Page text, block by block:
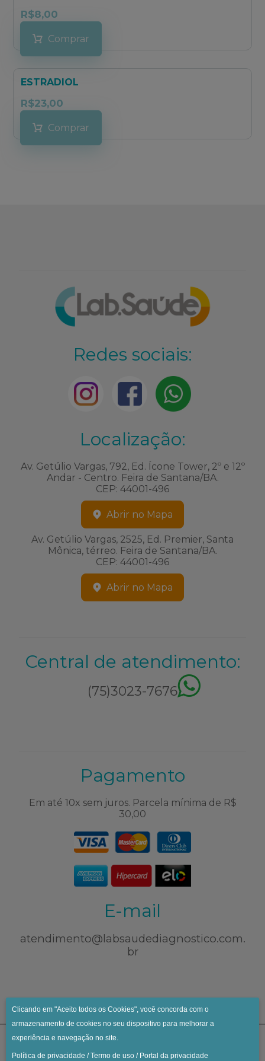
R$8,00
Comprar
ESTRADIOL
R$23,00
Comprar
Redes sociais:
Localização:
Av. Getúlio Vargas, 792, Ed. Ícone Tower, 2º e 12º
Andar - Centro. Feira de Santana/BA.
CEP: 44001-496
Abrir no Mapa
Av. Getúlio Vargas, 2525, Ed. Premier, Santa
Mônica, térreo. Feira de Santana/BA.
CEP: 44001-496
Abrir no Mapa
Central de atendimento:
(75)3023-7676
Pagamento
Em até 10x sem juros. Parcela mínima de R$
30,00
E-mail
atendimento@labsaudediagnostico.com.
br
Clicando em "Aceito todos os Cookies", você concorda com o
armazenamento de cookies no seu dispositivo para melhorar a
experiência e navegação no site.
Política de privacidade /Termo de uso / Portal da privacidade